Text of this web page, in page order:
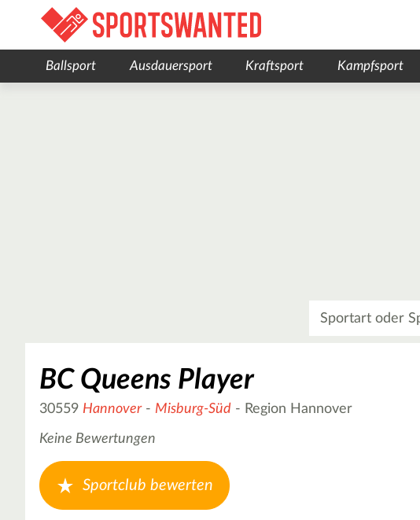
Ballsport Ausdauersport Kraftsport Kampfsport
BC Queens Player
30559 Hannover- Misburg-Süd - Region Hannover
Keine Bewertungen
Sportclub bewerten